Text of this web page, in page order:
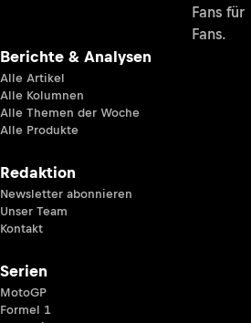
Fans für
Fans.
Berichte & Analysen
Alle Artikel
Alle Kolumnen
Alle Themen der Woche
Alle Produkte
Redaktion
Newsletter abonnieren
Unser Team
Kontakt
Serien
MotoGP
Formel 1